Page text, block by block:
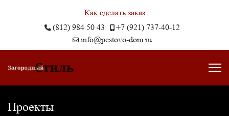
Как сделать заказ
(812) 984 50 43
+7 (921) 737-40-12
info@pestovo-dom.ru
Проекты